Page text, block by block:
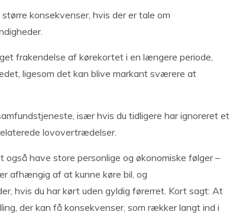
konsekvenser, hvis der er tale om
frakendelse af kørekortet i en længere periode,
ligesom det kan blive markant sværere at
især hvis du tidligere har ignoreret et
lovovertrædelser.
have store personlige og økonomiske følger –
afhængig af at kunne køre bil, og
hvis du har kørt uden gyldig førerret. Kort sagt: At
der kan få konsekvenser, som rækker langt ind i